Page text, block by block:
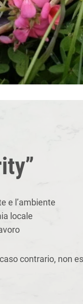
e l’ambiente
locale
contrario, non